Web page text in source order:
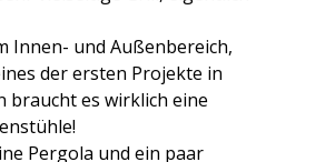
Innen- und Außenbereich,
der ersten Projekte in
braucht es wirklich eine
Pergola und ein paar